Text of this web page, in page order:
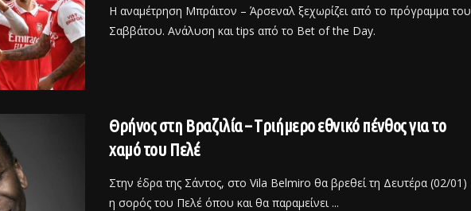
Η αναμέτρηση Μπράιτον – Άρσεναλ ξεχωρίζει από το πρόγραμμα του
Σαββάτου. Ανάλυση και tips από το Bet of the Day.
Θρήνος στη Βραζιλία – Tριήμερο εθνικό πένθος για το
χαμό του Πελέ
Στην έδρα της Σάντος, στο Vila Belmiro θα βρεθεί τη Δευτέρα (02/01)
η σορός του Πελέ όπου και θα παραμείνει ...